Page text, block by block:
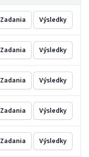
Zadania Výsledky
Zadania Výsledky
Zadania Výsledky
Zadania Výsledky
Zadania Výsledky